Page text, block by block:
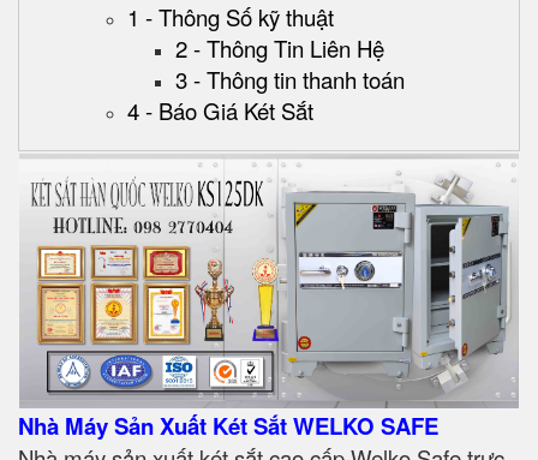
1 - Thông Số kỹ thuật
2 - Thông Tin Liên Hệ
3 - Thông tin thanh toán
4 - Báo Giá Két Sắt
Nhà Máy Sản Xuất Két Sắt WELKO SAFE